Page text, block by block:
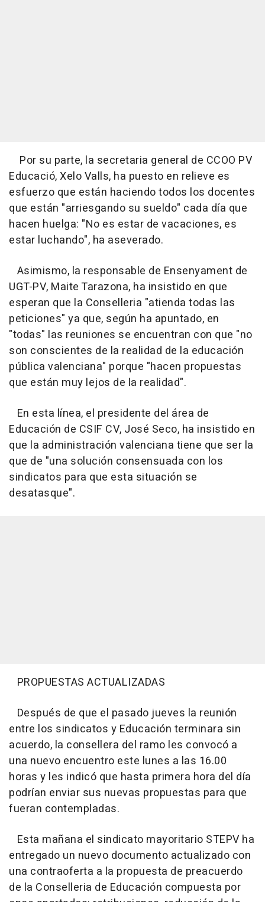
Por su parte, la secretaria general de CCOO PV
Educació, Xelo Valls, ha puesto en relieve es
esfuerzo que están haciendo todos los docentes
que están "arriesgando su sueldo" cada día que
hacen huelga: "No es estar de vacaciones, es
estar luchando", ha aseverado.
Asimismo, la responsable de Ensenyament de
UGT-PV, Maite Tarazona, ha insistido en que
esperan que la Conselleria "atienda todas las
peticiones" ya que, según ha apuntado, en
"todas" las reuniones se encuentran con que "no
son conscientes de la realidad de la educación
pública valenciana" porque "hacen propuestas
que están muy lejos de la realidad".
En esta línea, el presidente del área de
Educación de CSIF CV, José Seco, ha insistido en
que la administración valenciana tiene que ser la
que de "una solución consensuada con los
sindicatos para que esta situación se
desatasque".
PROPUESTAS ACTUALIZADAS
Después de que el pasado jueves la reunión
entre los sindicatos y Educación terminara sin
acuerdo, la consellera del ramo les convocó a
una nuevo encuentro este lunes a las 16.00
horas y les indicó que hasta primera hora del día
podrían enviar sus nuevas propuestas para que
fueran contempladas.
Esta mañana el sindicato mayoritario STEPV ha
entregado un nuevo documento actualizado con
una contraoferta a la propuesta de preacuerdo
de la Conselleria de Educación compuesta por